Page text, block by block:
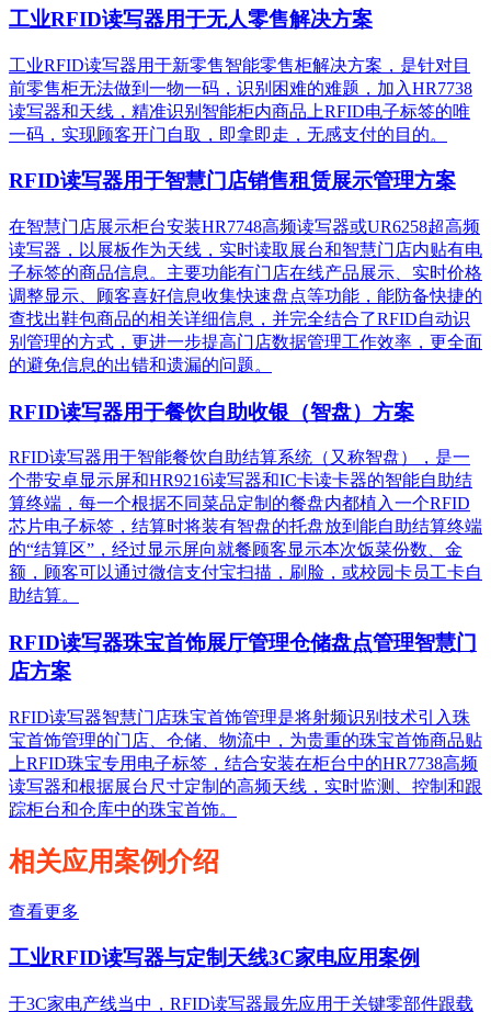
工业RFID读写器用于无人零售解决方案
工业RFID读写器用于新零售智能零售柜解决方案，是针对目
前零售柜无法做到一物一码，识别困难的难题，加入HR7738
读写器和天线，精准识别​智能柜内商品上RFID电子标签的唯
一码，实现顾客开门自取，即拿即走，无感支付的目的。
RFID读写器用于智慧门店销售租赁展示管理方案
在智慧门店展示柜台安装HR7748高频读写器或UR6258超高频
读写器，以展板作为天线，实时读取展台和智慧门店内贴有电
子标签的商品信息。主要功能有门店在线产品展示、实时价格
调整显示、顾客喜好信息收集快速盘点等功能，能防备快捷的
查找出鞋包商品的相关详细信息，并完全结合了RFID自动识
别管理的方式，更进一步提高门店数据管理工作效率，更全面
的避免信息的出错和遗漏的问题。
RFID读写器用于餐饮自助收银（智盘）方案
RFID读写器用于智能餐饮自助结算系统（又称智盘），是一
个带安卓显示屏和HR9216读写器和IC卡读卡器的智能自助结
算终端，每一个根据不同菜品定制的餐盘内都植入一个RFID
芯片电子标签，结算时将装有智盘的托盘放到能自助结算终端
的“结算区”，经过显示屏向就餐顾客显示本次饭菜份数、金
额，顾客可以通过微信支付宝扫描，刷脸，或校园卡员工卡自
助结算。
RFID读写器珠宝首饰展厅管理仓储盘点管理智慧门
店方案
RFID读写器智慧门店珠宝首饰管理是将射频识别技术引入珠
宝首饰管理的门店、仓储、物流中，为贵重的珠宝首饰商品贴
上RFID珠宝专用电子标签，结合安装在柜台中的HR7738高频
读写器和根据展台尺寸定制的高频天线，实时监测、控制和跟
踪柜台和仓库中的珠宝首饰。
相关应用案例介绍
查看更多
工业RFID读写器与定制天线3C家电应用案例
于3C家电产线当中，RFID读写器最先应用于关键零部件跟载